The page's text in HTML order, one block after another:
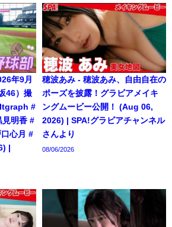
年9月
46）撮
#
見明香 #
心月 #
|
穂波あみ - 穂波あみ、自由自在の
ポーズを披露！グラビアメイキ
ングムービー公開！ (Aug 06,
2026) | SPA!グラビアチャンネル
さんより
08/06/2026